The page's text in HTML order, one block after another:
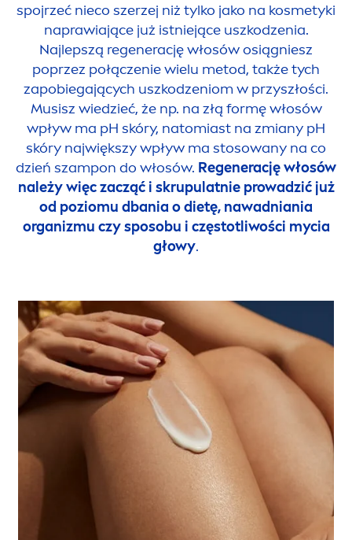
spojrzeć nieco szerzej niż tylko jako na kosmetyki
naprawiające już istniejące uszkodzenia.
Najlepszą regenerację włosów osiągniesz
poprzez połączenie wielu metod, także tych
zapobiegających uszkodzeniom w przyszłości.
Musisz wiedzieć, że np. na złą formę włosów
wpływ ma pH skóry, natomiast na zmiany pH
skóry największy wpływ ma stosowany na co
dzień szampon do włosów. Regenerację włosów
należy więc zacząć i skrupulatnie prowadzić już
od poziomu dbania o dietę, nawadniania
organizmu czy sposobu i częstotliwości mycia
głowy.